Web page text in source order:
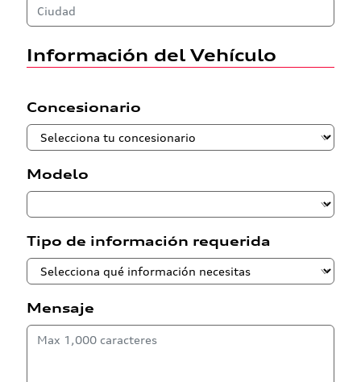
Información del Vehículo
Concesionario
Modelo
Tipo de información requerida
Mensaje